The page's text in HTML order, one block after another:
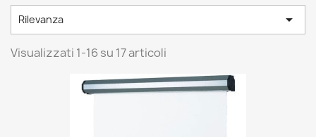
Rilevanza 
Visualizzati 1-16 su 17 articoli